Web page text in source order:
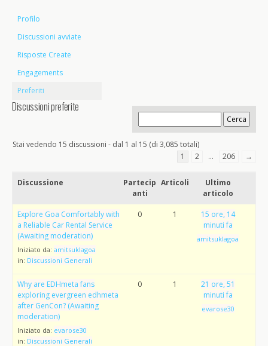
Profilo
Discussioni avviate
Risposte Create
Engagements
Preferiti
Discussioni preferite
Stai vedendo 15 discussioni - dal 1 al 15 (di 3,085 totali)
1
2 … 206 →
Discussione
Partecip
anti
Articoli
Ultimo
articolo
Explore Goa Comfortably with
a Reliable Car Rental Service
(Awaiting moderation)
Iniziato da: amitsuklagoa
in: Discussioni Generali
0 1
15 ore, 14
minuti fa
amitsuklagoa
Why are EDHmeta fans
exploring evergreen edhmeta
after GenCon? (Awaiting
moderation)
Iniziato da: evarose30
in: Discussioni Generali
0 1
21 ore, 51
minuti fa
evarose30